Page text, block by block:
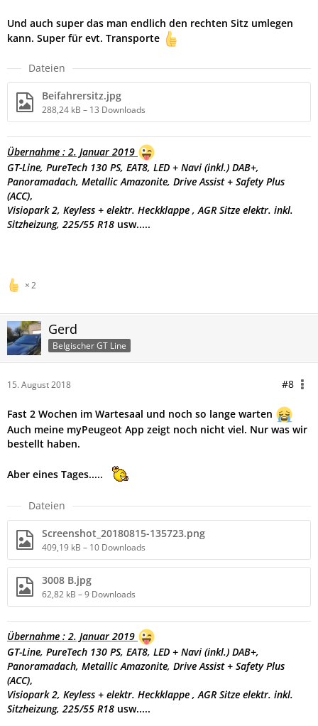
Und auch super das man endlich den rechten Sitz umlegen
kann. Super für evt. Transporte
Dateien
Beifahrersitz.jpg
288,24 kB – 13 Downloads
Übernahme : 2. Januar 2019
GT-Line, PureTech 130 PS, EAT8, LED + Navi (inkl.) DAB+,
Panoramadach, Metallic Amazonite, Drive Assist + Safety Plus
(ACC),
Visiopark 2, Keyless + elektr. Heckklappe , AGR Sitze elektr. inkl.
Sitzheizung, 225/55 R18 usw.....
2
Gerd
Belgischer GT Line
15. August 2018 #8
Fast 2 Wochen im Wartesaal und noch so lange warten
Auch meine myPeugeot App zeigt noch nicht viel. Nur was wir
bestellt haben.
Aber eines Tages.....
Dateien
Screenshot_20180815-135723.png
409,19 kB – 10 Downloads
3008 B.jpg
62,82 kB – 9 Downloads
Übernahme : 2. Januar 2019
GT-Line, PureTech 130 PS, EAT8, LED + Navi (inkl.) DAB+,
Panoramadach, Metallic Amazonite, Drive Assist + Safety Plus
(ACC),
Visiopark 2, Keyless + elektr. Heckklappe , AGR Sitze elektr. inkl.
Sitzheizung, 225/55 R18 usw.....